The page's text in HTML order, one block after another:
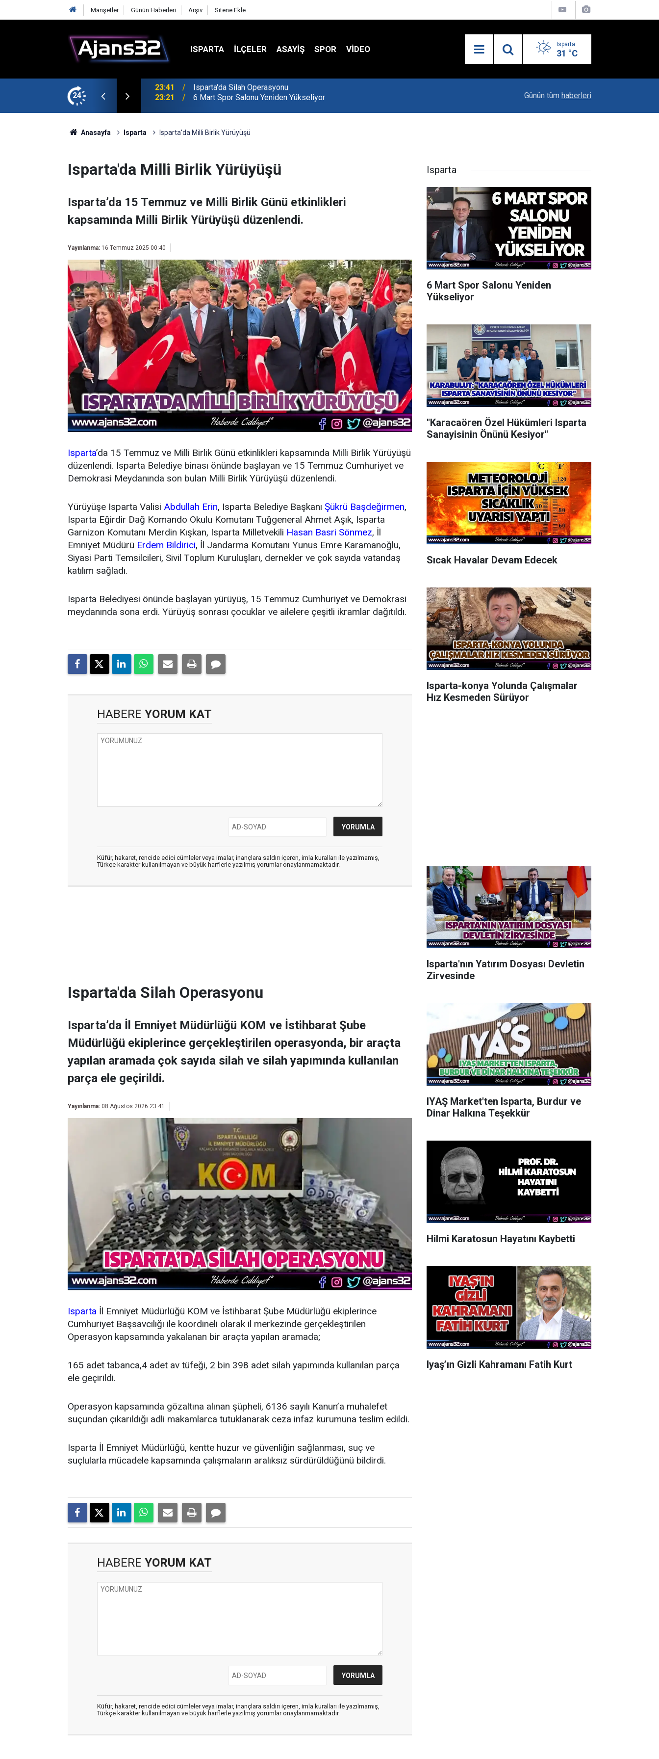
Manşetler Günün Haberleri Arşiv Sitene Ekle
ISPARTA İLÇELER ASAYİŞ SPOR VIDEO Isparta
31 °C
24 23:21 6 Mart Spor Salonu Yeniden Yükseliyor "Karacaören Özel Hükümleri Isparta
Günün tüm haberleri
Anasayfa Isparta Isparta'da Milli Birlik Yürüyüşü
Isparta'da Milli Birlik Yürüyüşü
Isparta’da 15 Temmuz ve Milli Birlik Günü etkinlikleri
kapsamında Milli Birlik Yürüyüşü düzenlendi.
Yayınlanma: 16 Temmuz 2025 00:40
Isparta’da 15 Temmuz ve Milli Birlik Günü etkinlikleri kapsamında Milli Birlik Yürüyüşü
düzenlendi. Isparta Belediye binası önünde başlayan ve 15 Temmuz Cumhuriyet ve
Demokrasi Meydanında son bulan Milli Birlik Yürüyüşü düzenlendi.
Yürüyüşe Isparta Valisi Abdullah Erin, Isparta Belediye Başkanı Şükrü Başdeğirmen,
Isparta Eğirdir Dağ Komando Okulu Komutanı Tuğgeneral Ahmet Aşık, Isparta
Garnizon Komutanı Merdin Kışkan, Isparta Milletvekili Hasan Basri Sönmez, İl
Emniyet Müdürü Erdem Bildirici, İl Jandarma Komutanı Yunus Emre Karamanoğlu,
Siyasi Parti Temsilcileri, Sivil Toplum Kuruluşları, dernekler ve çok sayıda vatandaş
katılım sağladı.
Isparta Belediyesi önünde başlayan yürüyüş, 15 Temmuz Cumhuriyet ve Demokrasi
meydanında sona erdi. Yürüyüş sonrası çocuklar ve ailelere çeşitli ikramlar dağıtıldı.
HABERE YORUM KAT
Küfür, hakaret, rencide edici cümleler veya imalar, inançlara saldırı içeren, imla kuralları ile yazılmamış,
Türkçe karakter kullanılmayan ve büyük harflerle yazılmış yorumlar onaylanmamaktadır.
Isparta'da Silah Operasyonu
Isparta’da İl Emniyet Müdürlüğü KOM ve İstihbarat Şube
Müdürlüğü ekiplerince gerçekleştirilen operasyonda, bir araçta
yapılan aramada çok sayıda silah ve silah yapımında kullanılan
parça ele geçirildi.
Yayınlanma: 08 Ağustos 2026 23:41
Isparta İl Emniyet Müdürlüğü KOM ve İstihbarat Şube Müdürlüğü ekiplerince
Cumhuriyet Başsavcılığı ile koordineli olarak il merkezinde gerçekleştirilen
Operasyon kapsamında yakalanan bir araçta yapılan aramada;
165 adet tabanca,4 adet av tüfeği, 2 bin 398 adet silah yapımında kullanılan parça
ele geçirildi.
Operasyon kapsamında gözaltına alınan şüpheli, 6136 sayılı Kanun’a muhalefet
suçundan çıkarıldığı adli makamlarca tutuklanarak ceza infaz kurumuna teslim edildi.
Isparta İl Emniyet Müdürlüğü, kentte huzur ve güvenliğin sağlanması, suç ve
suçlularla mücadele kapsamında çalışmaların aralıksız sürdürüldüğünü bildirdi.
HABERE YORUM KAT
Küfür, hakaret, rencide edici cümleler veya imalar, inançlara saldırı içeren, imla kuralları ile yazılmamış,
Türkçe karakter kullanılmayan ve büyük harflerle yazılmış yorumlar onaylanmamaktadır.
Isparta
6 Mart Spor Salonu Yeniden
Yükseliyor
"Karacaören Özel Hükümleri Isparta
Sanayisinin Önünü Kesiyor"
Sıcak Havalar Devam Edecek
Isparta-konya Yolunda Çalışmalar
Hız Kesmeden Sürüyor
Isparta'nın Yatırım Dosyası Devletin
Zirvesinde
IYAŞ Market'ten Isparta, Burdur ve
Dinar Halkına Teşekkür
Hilmi Karatosun Hayatını Kaybetti
Iyaş’ın Gizli Kahramanı Fatih Kurt